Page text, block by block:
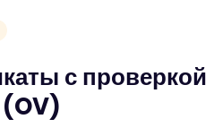
с проверкой
(OV)